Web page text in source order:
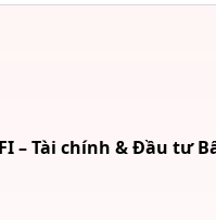
– Tài chính & Đầu tư